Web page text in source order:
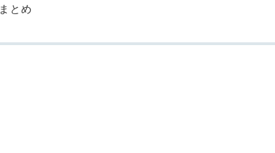
とめ